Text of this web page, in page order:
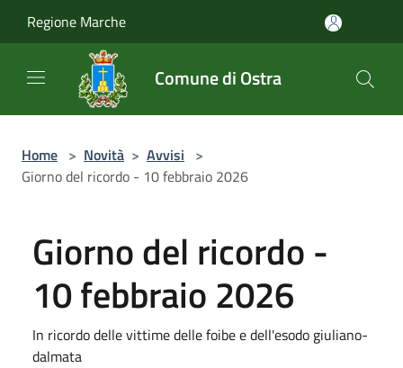
Regione Marche
Comune di Ostra
Home > Novità > Avvisi >
Giorno del ricordo - 10 febbraio 2026
Giorno del ricordo -
10 febbraio 2026
In ricordo delle vittime delle foibe e dell'esodo giuliano-
dalmata